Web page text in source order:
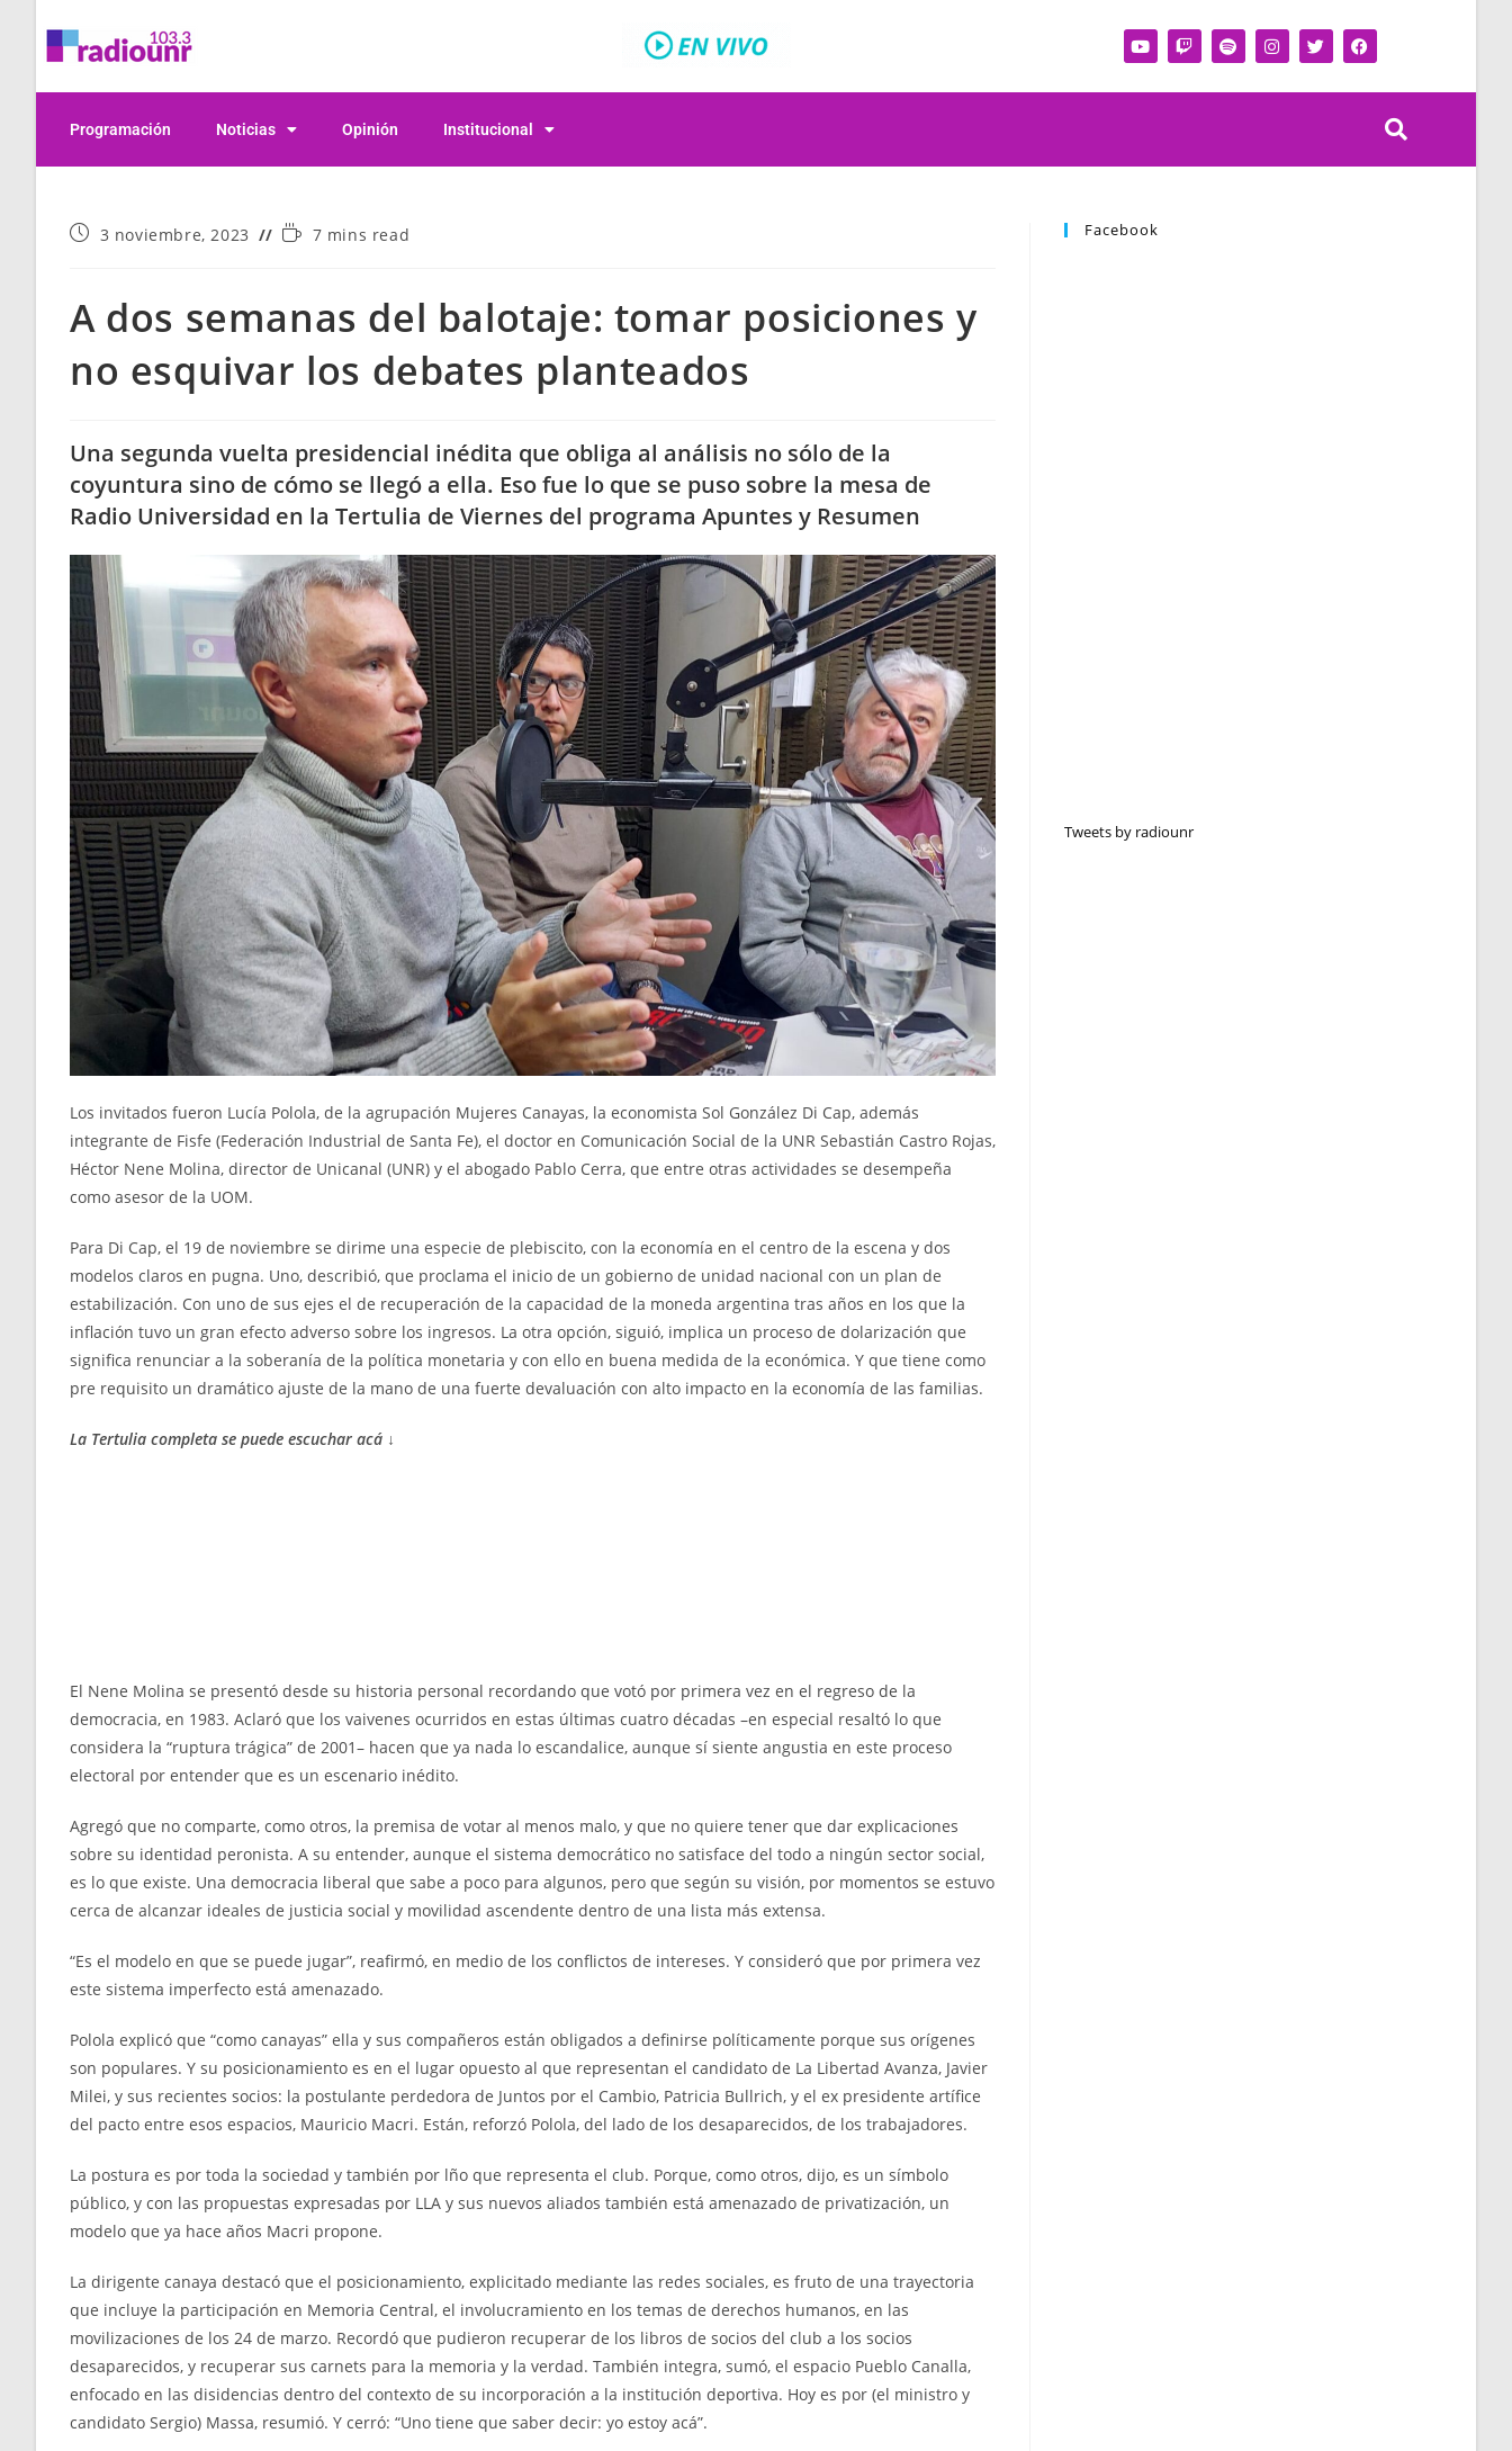
Programación Noticias Opinión Institucional
3 noviembre, 2023 7 mins read
A dos semanas del balotaje: tomar posiciones y
no esquivar los debates planteados
Una segunda vuelta presidencial inédita que obliga al análisis no sólo de la
coyuntura sino de cómo se llegó a ella. Eso fue lo que se puso sobre la mesa de
Radio Universidad en la Tertulia de Viernes del programa Apuntes y Resumen
Los invitados fueron Lucía Polola, de la agrupación Mujeres Canayas, la economista Sol González Di Cap, además
integrante de Fisfe (Federación Industrial de Santa Fe), el doctor en Comunicación Social de la UNR Sebastián Castro Rojas,
Héctor Nene Molina, director de Unicanal (UNR) y el abogado Pablo Cerra, que entre otras actividades se desempeña
como asesor de la UOM.
Para Di Cap, el 19 de noviembre se dirime una especie de plebiscito, con la economía en el centro de la escena y dos
modelos claros en pugna. Uno, describió, que proclama el inicio de un gobierno de unidad nacional con un plan de
estabilización. Con uno de sus ejes el de recuperación de la capacidad de la moneda argentina tras años en los que la
inflación tuvo un gran efecto adverso sobre los ingresos. La otra opción, siguió, implica un proceso de dolarización que
significa renunciar a la soberanía de la política monetaria y con ello en buena medida de la económica. Y que tiene como
pre requisito un dramático ajuste de la mano de una fuerte devaluación con alto impacto en la economía de las familias.
La Tertulia completa se puede escuchar acá ↓
El Nene Molina se presentó desde su historia personal recordando que votó por primera vez en el regreso de la
democracia, en 1983. Aclaró que los vaivenes ocurridos en estas últimas cuatro décadas –en especial resaltó lo que
considera la “ruptura trágica” de 2001– hacen que ya nada lo escandalice, aunque sí siente angustia en este proceso
electoral por entender que es un escenario inédito.
Agregó que no comparte, como otros, la premisa de votar al menos malo, y que no quiere tener que dar explicaciones
sobre su identidad peronista. A su entender, aunque el sistema democrático no satisface del todo a ningún sector social,
es lo que existe. Una democracia liberal que sabe a poco para algunos, pero que según su visión, por momentos se estuvo
cerca de alcanzar ideales de justicia social y movilidad ascendente dentro de una lista más extensa.
“Es el modelo en que se puede jugar”, reafirmó, en medio de los conflictos de intereses. Y consideró que por primera vez
este sistema imperfecto está amenazado.
Polola explicó que “como canayas” ella y sus compañeros están obligados a definirse políticamente porque sus orígenes
son populares. Y su posicionamiento es en el lugar opuesto al que representan el candidato de La Libertad Avanza, Javier
Milei, y sus recientes socios: la postulante perdedora de Juntos por el Cambio, Patricia Bullrich, y el ex presidente artífice
del pacto entre esos espacios, Mauricio Macri. Están, reforzó Polola, del lado de los desaparecidos, de los trabajadores.
La postura es por toda la sociedad y también por lño que representa el club. Porque, como otros, dijo, es un símbolo
público, y con las propuestas expresadas por LLA y sus nuevos aliados también está amenazado de privatización, un
modelo que ya hace años Macri propone.
La dirigente canaya destacó que el posicionamiento, explicitado mediante las redes sociales, es fruto de una trayectoria
que incluye la participación en Memoria Central, el involucramiento en los temas de derechos humanos, en las
movilizaciones de los 24 de marzo. Recordó que pudieron recuperar de los libros de socios del club a los socios
desaparecidos, y recuperar sus carnets para la memoria y la verdad. También integra, sumó, el espacio Pueblo Canalla,
enfocado en las disidencias dentro del contexto de su incorporación a la institución deportiva. Hoy es por (el ministro y
candidato Sergio) Massa, resumió. Y cerró: “Uno tiene que saber decir: yo estoy acá”.
Facebook
Tweets by radiounr